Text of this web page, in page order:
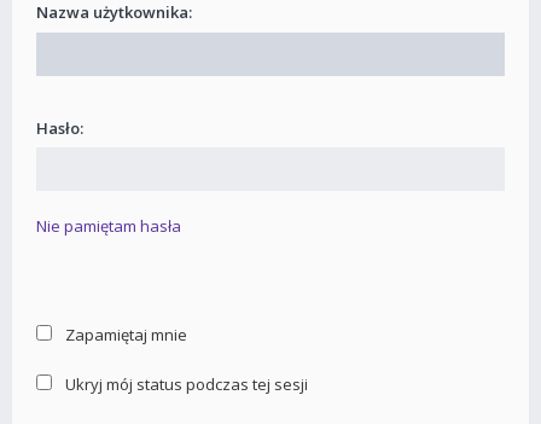
Nazwa użytkownika:
Hasło:
Nie pamiętam hasła
Zapamiętaj mnie
Ukryj mój status podczas tej sesji